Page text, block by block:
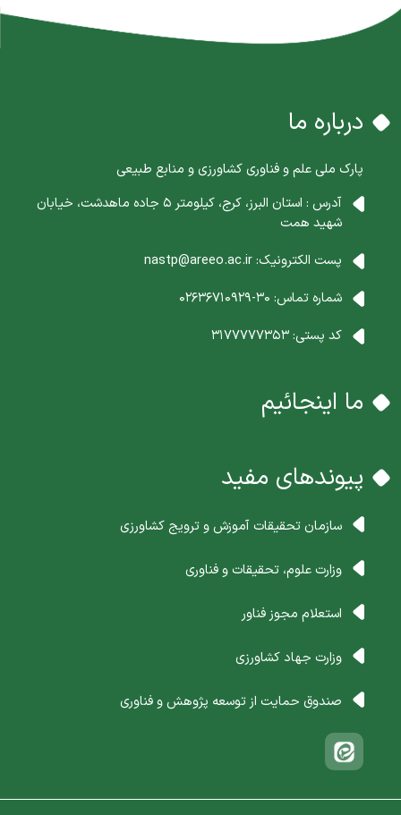
درباره ما
پارک ملی علم و فناوری کشاورزی و منابع طبیعی
آدرس : استان البرز، کرج، کیلومتر 5 جاده ماهدشت، خیابان
شهید همت
پست الکترونیک:nastp@areeo.ac.ir
شماره تماس: 30-02636710929
کد پستی:3177777353
ما اینجائیم
پیوندهای مفید
سازمان تحقیقات آموزش و ترویج کشاورزی
وزارت علوم، تحقیقات و فناوری
استعلام مجوز فناور
وزارت جهاد کشاورزی
صندوق حمایت از توسعه پژوهش و فناوری